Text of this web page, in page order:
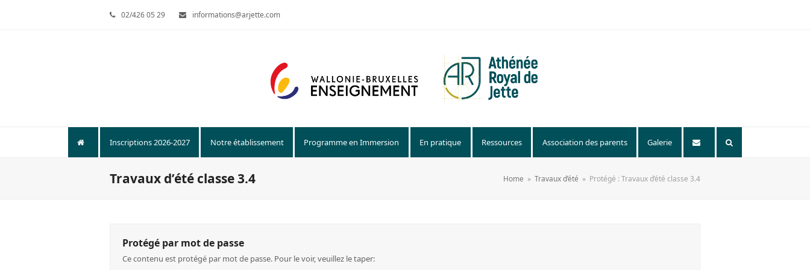
02/426 05 29 informations@arjette.com
Inscriptions 2026-2027 Notre établissement Programme en Immersion En pratique Ressources Association des parents Galerie
Travaux d’été classe 3.4 Home » Travaux d’été » Protégé : Travaux d’été classe 3.4
Protégé par mot de passe
Ce contenu est protégé par mot de passe. Pour le voir, veuillez le taper: